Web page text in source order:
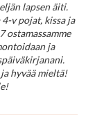
lapsen äiti.
v pojat, kissa ja
ostamassamme
ja
hyvää mieltä!